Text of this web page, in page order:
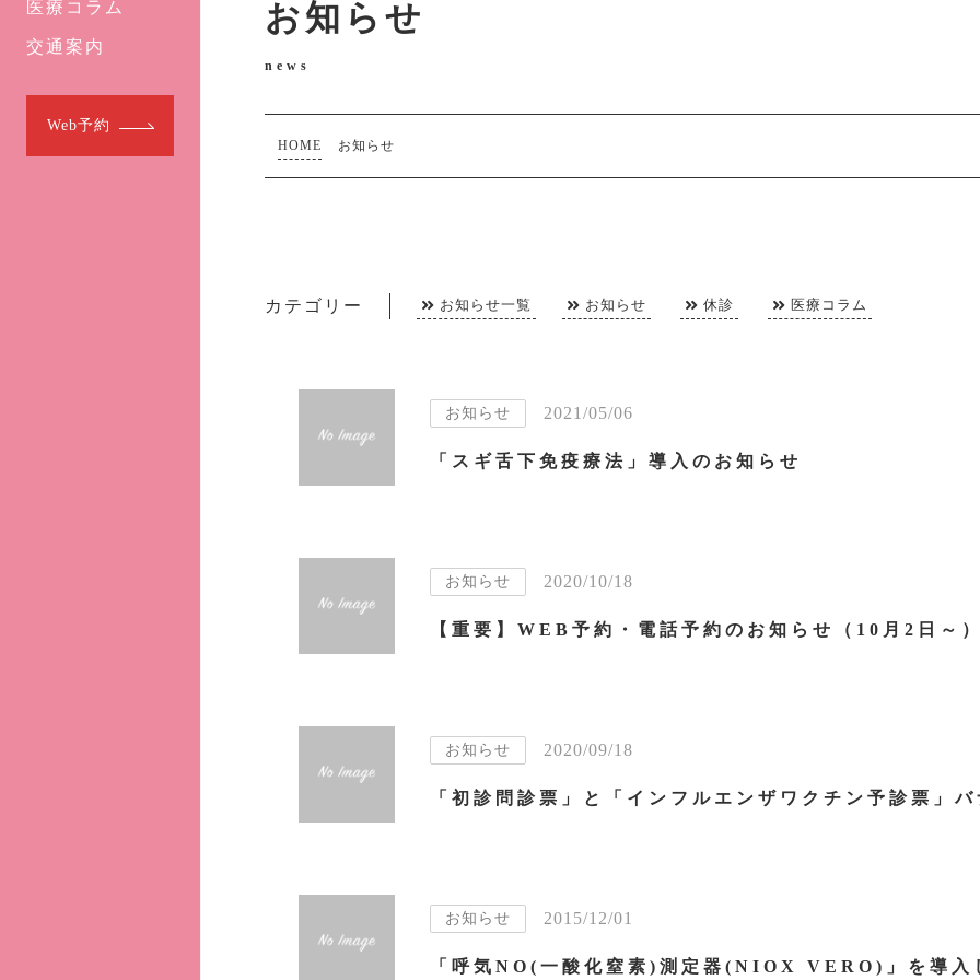
医療コラム
交通案内
Web予約
お知らせ
news
HOME お知らせ
カテゴリー お知らせ一覧 お知らせ 休診 医療コラム
お知らせ 2021/05/06
「スギ舌下免疫療法」導入のお知らせ
お知らせ 2020/10/18
【重要】WEB予約・電話予約のお知らせ（10月2日～）
お知らせ 2020/09/18
お知らせ 2015/12/01
「呼気NO(一酸化窒素)測定器(NIOX VERO)」を導入